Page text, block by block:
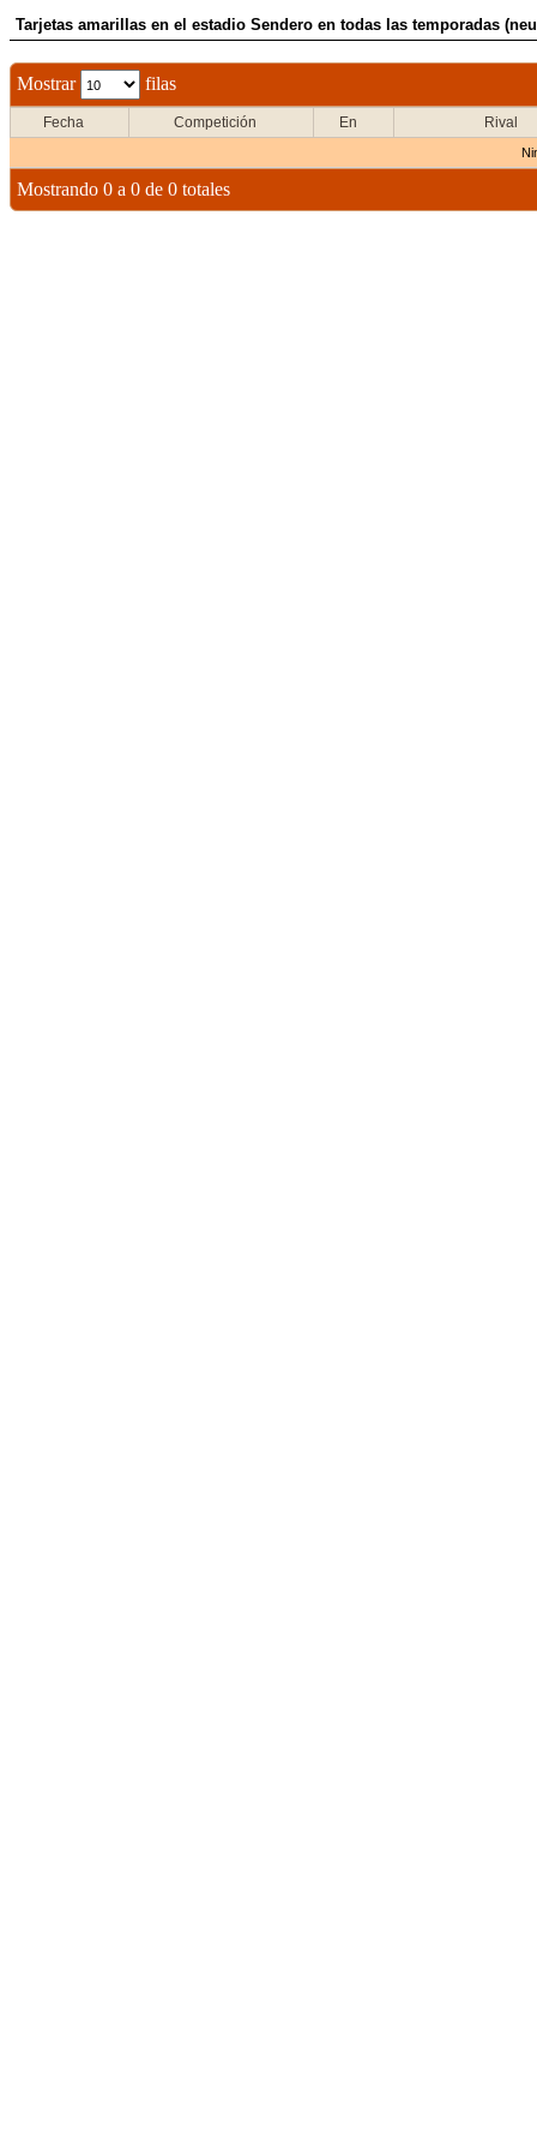
Tarjetas amarillas en el estadio Sendero en todas las temporadas
Mostrar filas
Fecha Competición En Rival
Mostrando 0 a 0 de 0 totales